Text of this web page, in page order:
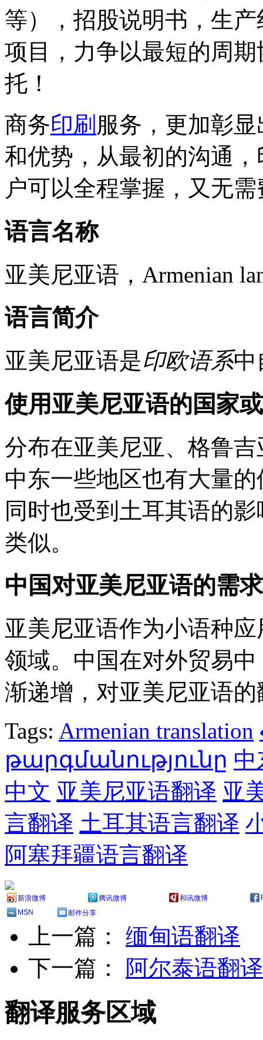
等），招股说明书，生
项目，力争以最短的周
托！
商务印刷 服务，更加彰
和优势，从最初的沟通
户可以全程掌握，又无
语言名称
亚美尼亚语，Armenian
语言简介
亚美尼亚语是印欧语系中
使用亚美尼亚语的国家
分布在亚美尼亚、格鲁
中东一些地区也有大量
同时也受到土耳其语的
类似。
中国对亚美尼亚语的需
亚美尼亚语作为小语种
领域。中国在对外贸易
渐递增，对亚美尼亚语
Tags: Armenian translation
թարգմանությունը 中
中文 亚美尼亚语翻译 亚
言翻译 土耳其语言翻译
阿塞拜疆语言翻译
新浪微博 腾讯微博 和讯微博
MSN
邮件分享
上一篇： 缅甸语翻译
下一篇： 阿尔泰语翻译
翻译服务区域